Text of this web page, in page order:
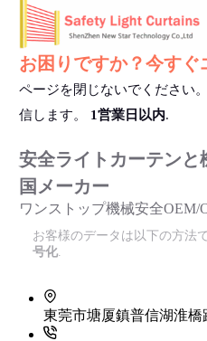
お困りですか？今すぐ
ページを閉じないでください
信します。 1営業日以内.
安全ライトカーテンと
国メーカー
ワンストップ機械安全OEM/
お客様のデータは以下の方法
号化
東莞市塘厦鎮普信湖淮橋